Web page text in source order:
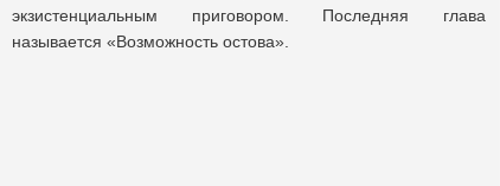
экзистенциальным приговором. Последняя глава
называется «Возможность остова».